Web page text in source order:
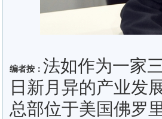
编者按： 法如作为一家
日新月异的产业发
总部位于美国佛罗